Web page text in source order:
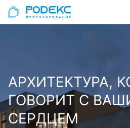
АРХИТЕКТУРА,
ГОВОРИТ С
СЕРДЦЕМ